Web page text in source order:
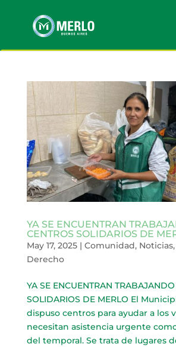
YA SE ENCUENTRAN
CENTROS SOLIDARIOS DE
May 17, 2025| Comunidad, Noticias,
Derecho
YA SE ENCUENTRAN
SOLIDARIOS DE MERLO El
dispuso centros para ayudar a los
necesitan asistencia urgente
del temporal. Se trata de lugares